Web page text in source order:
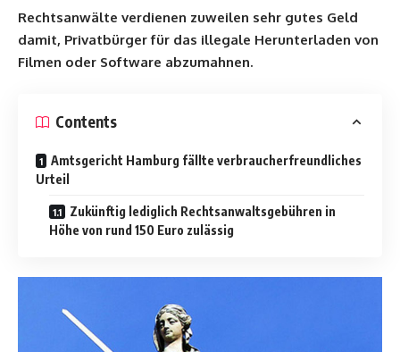
Rechtsanwälte verdienen zuweilen sehr gutes Geld
damit, Privatbürger für das illegale Herunterladen von
Filmen oder Software abzumahnen.
Contents
Amtsgericht Hamburg fällte verbraucherfreundliches
Urteil
Zukünftig lediglich Rechtsanwaltsgebühren in
Höhe von rund 150 Euro zulässig